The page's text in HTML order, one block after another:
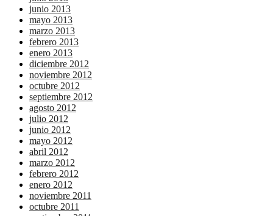
junio 2013
mayo 2013
marzo 2013
febrero 2013
enero 2013
diciembre 2012
noviembre 2012
octubre 2012
septiembre 2012
agosto 2012
julio 2012
junio 2012
mayo 2012
abril 2012
marzo 2012
febrero 2012
enero 2012
noviembre 2011
octubre 2011